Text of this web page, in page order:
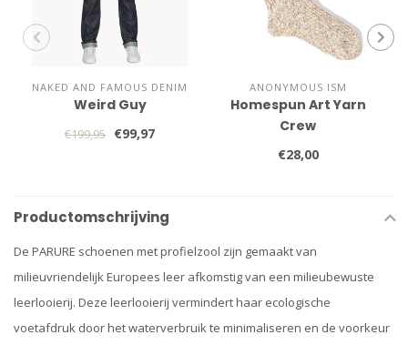
NAKED AND FAMOUS DENIM
Weird Guy
€199,95 €99,97
ANONYMOUS ISM
Homespun Art Yarn
Crew
€28,00
Productomschrijving
De PARURE schoenen met profielzool zijn gemaakt van
milieuvriendelijk Europees leer afkomstig van een milieubewuste
leerlooierij. Deze leerlooierij vermindert haar ecologische
voetafdruk door het waterverbruik te minimaliseren en de voorkeur